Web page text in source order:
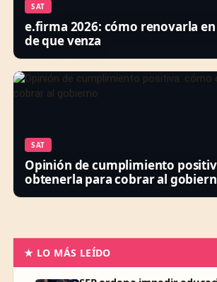
SAT
e.firma 2026: cómo renovarla
de que venza
SAT
Opinión de cumplimiento
obtenerla para cobrar al
★ LO MÁS LEÍDO